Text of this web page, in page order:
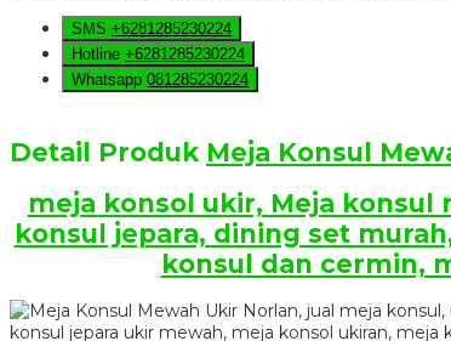
SMS +6281285230224
Hotline +6281285230224
Whatsapp 081285230224
Detail Produk Meja Konsul
meja konsol ukir, Meja
konsul jepara, dining set
konsul dan cermin,